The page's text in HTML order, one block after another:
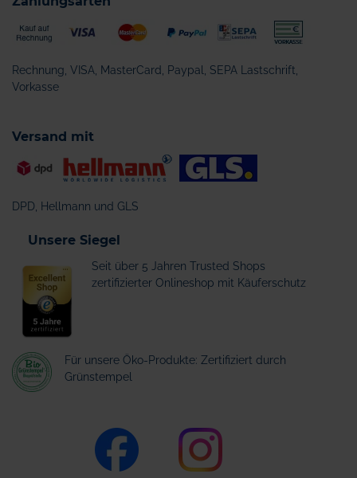
Rechnung, VISA, MasterCard, Paypal, SEPA Lastschrift,
Vorkasse
Versand mit
DPD, Hellmann und GLS
Unsere Siegel
Seit über 5 Jahren Trusted Shops
zertifizierter Onlineshop mit Käuferschutz
Für unsere Öko-Produkte: Zertifiziert durch
Grünstempel